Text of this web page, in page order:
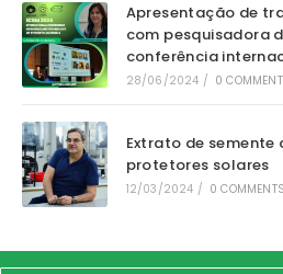
Apresentação de
com pesquisadora
conferência
28/06/2024 / 0
Extrato de semente
protetores solares
12/03/2024 / 0 COMMENTS